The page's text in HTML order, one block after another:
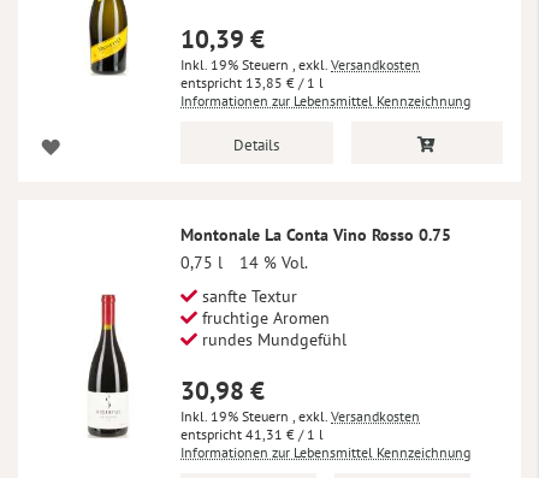
10,39 €
Inkl. 19% Steuern exkl. Versandkosten
13,85 € / 1 l
Informationen zur Lebensmittel Kennzeichnung
Details
Montonale La Conta Vino Rosso 0.75
0,75 l
14 % Vol.
sanfte Textur
fruchtige Aromen
rundes Mundgefühl
30,98 €
Inkl. 19% Steuern exkl. Versandkosten
41,31 € / 1 l
Informationen zur Lebensmittel Kennzeichnung